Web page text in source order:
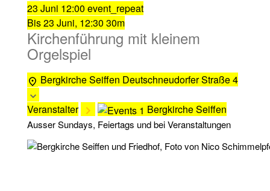
23 Juni 12:00 event_repeat
Bis23 Juni, 12:30 30m
Kirchenführung mit kleinem
Orgelspiel
Bergkirche Seiffen Deutschneudorfer Straße 4
Veranstalter Bergkirche Seiffen
Ausser Sundays, Feiertags und bei Veranstaltungen